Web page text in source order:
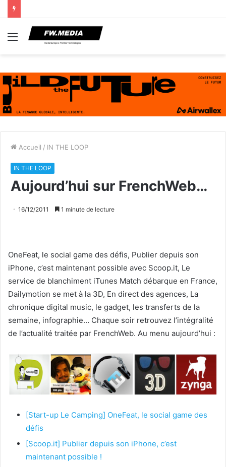
Menu
Accueil / IN THE LOOP
IN THE LOOP
Aujourd’hui sur FrenchWeb…
16/12/2011 1 minute de lecture
OneFeat, le social game des défis, Publier depuis son
iPhone, c’est maintenant possible avec Scoop.it, Le
service de blanchiment iTunes Match débarque en France,
Dailymotion se met à la 3D, En direct des agences, La
chronique digital music, le gadget, les transferts de la
semaine, infographie… Chaque soir retrouvez l’intégralité
de l’actualité traitée par FrenchWeb. Au menu aujourd’hui :
[Start-up Le Camping] OneFeat, le social game des
défis
[Scoop.it] Publier depuis son iPhone, c’est
maintenant possible !